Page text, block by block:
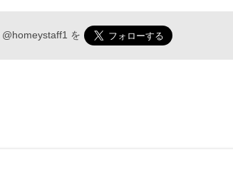
@homeystaff1 を